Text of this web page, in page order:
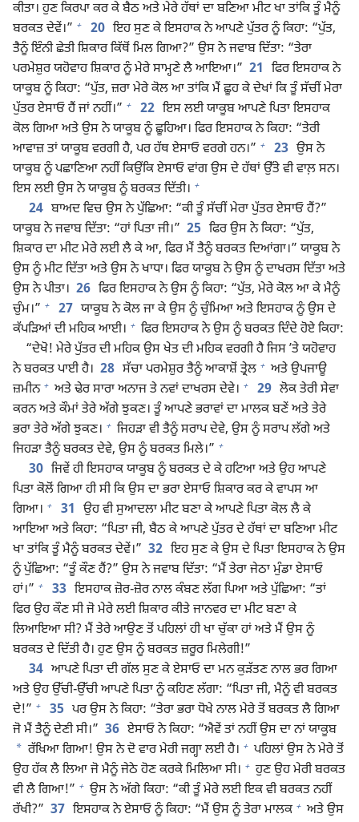
ਕੀਤਾ। ਹੁਣ ਕਿਰਪਾ ਕਰ ਕੇ ਬੈਠ ਅਤੇ ਮੇਰੇ ਹੱਥਾਂ ਦਾ ਬਣਿਆ ਮੀਟ ਖਾ ਤਾਂਕਿ ਤੂੰ ਮੈਨੂੰ
ਬਰਕਤ ਦੇਵੇਂ।” + 20 ਇਹ ਸੁਣ ਕੇ ਇਸਹਾਕ ਨੇ ਆਪਣੇ ਪੁੱਤਰ ਨੂੰ ਕਿਹਾ: “ਪੁੱਤ,
ਤੈਨੂੰ ਇੰਨੀ ਛੇਤੀ ਸ਼ਿਕਾਰ ਕਿੱਥੋਂ ਮਿਲ ਗਿਆ?” ਉਸ ਨੇ ਜਵਾਬ ਦਿੱਤਾ: “ਤੇਰਾ
ਪਰਮੇਸ਼ੁਰ ਯਹੋਵਾਹ ਸ਼ਿਕਾਰ ਨੂੰ ਮੇਰੇ ਸਾਮ੍ਹਣੇ ਲੈ ਆਇਆ।” 21 ਫਿਰ ਇਸਹਾਕ ਨੇ
ਯਾਕੂਬ ਨੂੰ ਕਿਹਾ: “ਪੁੱਤ, ਜ਼ਰਾ ਮੇਰੇ ਕੋਲ ਆ ਤਾਂਕਿ ਮੈਂ ਛੂਹ ਕੇ ਦੇਖਾਂ ਕਿ ਤੂੰ ਸੱਚੀਂ ਮੇਰਾ
ਪੁੱਤਰ ਏਸਾਓ ਹੈਂ ਜਾਂ ਨਹੀਂ।” + 22 ਇਸ ਲਈ ਯਾਕੂਬ ਆਪਣੇ ਪਿਤਾ ਇਸਹਾਕ
ਕੋਲ ਗਿਆ ਅਤੇ ਉਸ ਨੇ ਯਾਕੂਬ ਨੂੰ ਛੂਹਿਆ। ਫਿਰ ਇਸਹਾਕ ਨੇ ਕਿਹਾ: “ਤੇਰੀ
ਆਵਾਜ਼ ਤਾਂ ਯਾਕੂਬ ਵਰਗੀ ਹੈ, ਪਰ ਹੱਥ ਏਸਾਓ ਵਰਗੇ ਹਨ।” + 23 ਉਸ ਨੇ
ਯਾਕੂਬ ਨੂੰ ਪਛਾਣਿਆ ਨਹੀਂ ਕਿਉਂਕਿ ਏਸਾਓ ਵਾਂਗ ਉਸ ਦੇ ਹੱਥਾਂ ਉੱਤੇ ਵੀ ਵਾਲ਼ ਸਨ।
ਇਸ ਲਈ ਉਸ ਨੇ ਯਾਕੂਬ ਨੂੰ ਬਰਕਤ ਦਿੱਤੀ। +
24 ਬਾਅਦ ਵਿਚ ਉਸ ਨੇ ਪੁੱਛਿਆ: “ਕੀ ਤੂੰ ਸੱਚੀਂ ਮੇਰਾ ਪੁੱਤਰ ਏਸਾਓ ਹੈਂ?”
ਯਾਕੂਬ ਨੇ ਜਵਾਬ ਦਿੱਤਾ: “ਹਾਂ ਪਿਤਾ ਜੀ।” 25 ਫਿਰ ਉਸ ਨੇ ਕਿਹਾ: “ਪੁੱਤ,
ਸ਼ਿਕਾਰ ਦਾ ਮੀਟ ਮੇਰੇ ਲਈ ਲੈ ਕੇ ਆ, ਫਿਰ ਮੈਂ ਤੈਨੂੰ ਬਰਕਤ ਦਿਆਂਗਾ।” ਯਾਕੂਬ ਨੇ
ਉਸ ਨੂੰ ਮੀਟ ਦਿੱਤਾ ਅਤੇ ਉਸ ਨੇ ਖਾਧਾ। ਫਿਰ ਯਾਕੂਬ ਨੇ ਉਸ ਨੂੰ ਦਾਖਰਸ ਦਿੱਤਾ ਅਤੇ
ਉਸ ਨੇ ਪੀਤਾ। 26 ਫਿਰ ਇਸਹਾਕ ਨੇ ਉਸ ਨੂੰ ਕਿਹਾ: “ਪੁੱਤ, ਮੇਰੇ ਕੋਲ ਆ ਕੇ ਮੈਨੂੰ
ਚੁੰਮ।” + 27 ਯਾਕੂਬ ਨੇ ਕੋਲ ਜਾ ਕੇ ਉਸ ਨੂੰ ਚੁੰਮਿਆ ਅਤੇ ਇਸਹਾਕ ਨੂੰ ਉਸ ਦੇ
ਕੱਪੜਿਆਂ ਦੀ ਮਹਿਕ ਆਈ। + ਫਿਰ ਇਸਹਾਕ ਨੇ ਉਸ ਨੂੰ ਬਰਕਤ ਦਿੰਦੇ ਹੋਏ ਕਿਹਾ:
“ਦੇਖੋ! ਮੇਰੇ ਪੁੱਤਰ ਦੀ ਮਹਿਕ ਉਸ ਖੇਤ ਦੀ ਮਹਿਕ ਵਰਗੀ ਹੈ ਜਿਸ ʼਤੇ ਯਹੋਵਾਹ
ਨੇ ਬਰਕਤ ਪਾਈ ਹੈ। 28 ਸੱਚਾ ਪਰਮੇਸ਼ੁਰ ਤੈਨੂੰ ਆਕਾਸ਼ੋਂ ਤ੍ਰੇਲ + ਅਤੇ ਉਪਜਾਊ
ਜ਼ਮੀਨ + ਅਤੇ ਢੇਰ ਸਾਰਾ ਅਨਾਜ ਤੇ ਨਵਾਂ ਦਾਖਰਸ ਦੇਵੇ। + 29 ਲੋਕ ਤੇਰੀ ਸੇਵਾ
ਕਰਨ ਅਤੇ ਕੌਮਾਂ ਤੇਰੇ ਅੱਗੇ ਝੁਕਣ। ਤੂੰ ਆਪਣੇ ਭਰਾਵਾਂ ਦਾ ਮਾਲਕ ਬਣੇਂ ਅਤੇ ਤੇਰੇ
ਭਰਾ ਤੇਰੇ ਅੱਗੇ ਝੁਕਣ। + ਜਿਹੜਾ ਵੀ ਤੈਨੂੰ ਸਰਾਪ ਦੇਵੇ, ਉਸ ਨੂੰ ਸਰਾਪ ਲੱਗੇ ਅਤੇ
ਜਿਹੜਾ ਤੈਨੂੰ ਬਰਕਤ ਦੇਵੇ, ਉਸ ਨੂੰ ਬਰਕਤ ਮਿਲੇ।” +
30 ਜਿਵੇਂ ਹੀ ਇਸਹਾਕ ਯਾਕੂਬ ਨੂੰ ਬਰਕਤ ਦੇ ਕੇ ਹਟਿਆ ਅਤੇ ਉਹ ਆਪਣੇ
ਪਿਤਾ ਕੋਲੋਂ ਗਿਆ ਹੀ ਸੀ ਕਿ ਉਸ ਦਾ ਭਰਾ ਏਸਾਓ ਸ਼ਿਕਾਰ ਕਰ ਕੇ ਵਾਪਸ ਆ
ਗਿਆ। + 31 ਉਹ ਵੀ ਸੁਆਦਲਾ ਮੀਟ ਬਣਾ ਕੇ ਆਪਣੇ ਪਿਤਾ ਕੋਲ ਲੈ ਕੇ
ਆਇਆ ਅਤੇ ਕਿਹਾ: “ਪਿਤਾ ਜੀ, ਬੈਠ ਕੇ ਆਪਣੇ ਪੁੱਤਰ ਦੇ ਹੱਥਾਂ ਦਾ ਬਣਿਆ ਮੀਟ
ਖਾ ਤਾਂਕਿ ਤੂੰ ਮੈਨੂੰ ਬਰਕਤ ਦੇਵੇਂ।” 32 ਇਹ ਸੁਣ ਕੇ ਉਸ ਦੇ ਪਿਤਾ ਇਸਹਾਕ ਨੇ ਉਸ
ਨੂੰ ਪੁੱਛਿਆ: “ਤੂੰ ਕੌਣ ਹੈਂ?” ਉਸ ਨੇ ਜਵਾਬ ਦਿੱਤਾ: “ਮੈਂ ਤੇਰਾ ਜੇਠਾ ਮੁੰਡਾ ਏਸਾਓ
ਹਾਂ।” + 33 ਇਸਹਾਕ ਜ਼ੋਰ-ਜ਼ੋਰ ਨਾਲ ਕੰਬਣ ਲੱਗ ਪਿਆ ਅਤੇ ਪੁੱਛਿਆ: “ਤਾਂ
ਫਿਰ ਉਹ ਕੌਣ ਸੀ ਜੋ ਮੇਰੇ ਲਈ ਸ਼ਿਕਾਰ ਕੀਤੇ ਜਾਨਵਰ ਦਾ ਮੀਟ ਬਣਾ ਕੇ
ਲਿਆਇਆ ਸੀ? ਮੈਂ ਤੇਰੇ ਆਉਣ ਤੋਂ ਪਹਿਲਾਂ ਹੀ ਖਾ ਚੁੱਕਾ ਹਾਂ ਅਤੇ ਮੈਂ ਉਸ ਨੂੰ
ਬਰਕਤ ਦੇ ਦਿੱਤੀ ਹੈ। ਹੁਣ ਉਸ ਨੂੰ ਬਰਕਤ ਜ਼ਰੂਰ ਮਿਲੇਗੀ!”
34 ਆਪਣੇ ਪਿਤਾ ਦੀ ਗੱਲ ਸੁਣ ਕੇ ਏਸਾਓ ਦਾ ਮਨ ਕੁੜੱਤਣ ਨਾਲ ਭਰ ਗਿਆ
ਅਤੇ ਉਹ ਉੱਚੀ-ਉੱਚੀ ਆਪਣੇ ਪਿਤਾ ਨੂੰ ਕਹਿਣ ਲੱਗਾ: “ਪਿਤਾ ਜੀ, ਮੈਨੂੰ ਵੀ ਬਰਕਤ
ਦੇ!” + 35 ਪਰ ਉਸ ਨੇ ਕਿਹਾ: “ਤੇਰਾ ਭਰਾ ਧੋਖੇ ਨਾਲ ਮੇਰੇ ਤੋਂ ਬਰਕਤ ਲੈ ਗਿਆ
ਜੋ ਮੈਂ ਤੈਨੂੰ ਦੇਣੀ ਸੀ।” 36 ਏਸਾਓ ਨੇ ਕਿਹਾ: “ਐਵੇਂ ਤਾਂ ਨਹੀਂ ਉਸ ਦਾ ਨਾਂ ਯਾਕੂਬ
* ਰੱਖਿਆ ਗਿਆ! ਉਸ ਨੇ ਦੋ ਵਾਰ ਮੇਰੀ ਜਗ੍ਹਾ ਲਈ ਹੈ। + ਪਹਿਲਾਂ ਉਸ ਨੇ ਮੇਰੇ ਤੋਂ
ਉਹ ਹੱਕ ਲੈ ਲਿਆ ਜੋ ਮੈਨੂੰ ਜੇਠੇ ਹੋਣ ਕਰਕੇ ਮਿਲਿਆ ਸੀ। + ਹੁਣ ਉਹ ਮੇਰੀ ਬਰਕਤ
ਵੀ ਲੈ ਗਿਆ!” + ਉਸ ਨੇ ਅੱਗੇ ਕਿਹਾ: “ਕੀ ਤੂੰ ਮੇਰੇ ਲਈ ਇਕ ਵੀ ਬਰਕਤ ਨਹੀਂ
ਰੱਖੀ?” 37 ਇਸਹਾਕ ਨੇ ਏਸਾਓ ਨੂੰ ਕਿਹਾ: “ਮੈਂ ਉਸ ਨੂੰ ਤੇਰਾ ਮਾਲਕ + ਅਤੇ ਉਸ